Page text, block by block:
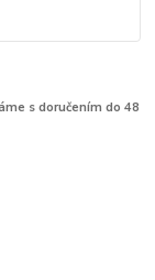
s doručením do 48